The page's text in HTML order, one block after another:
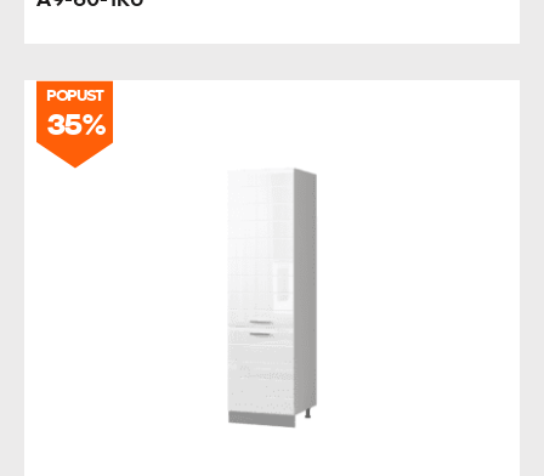
POPUST
35%